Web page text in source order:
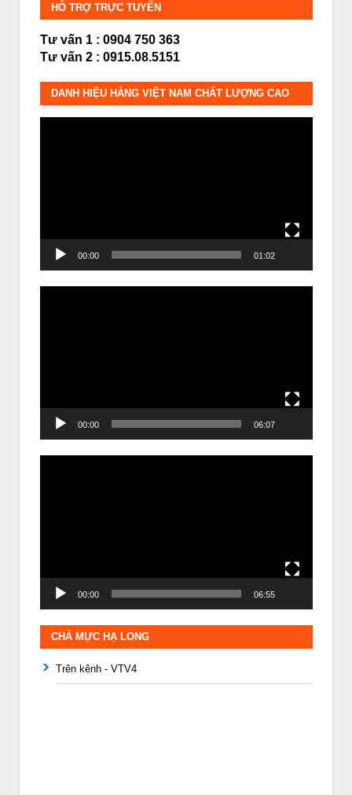
HỖ TRỢ TRỰC TUYẾN
Tư vấn 1 : 0904 750 363
Tư vấn 2 : 0915.08.5151
DANH HIỆU HÀNG VIỆT NAM CHẤT LƯỢNG CAO
00:00 01:02
00:00 06:07
00:00 06:55
CHẢ MỰC HẠ LONG
Trên kênh - VTV4